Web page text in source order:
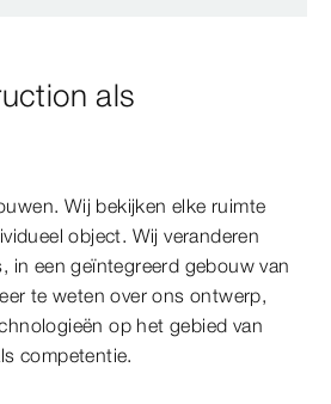
als
Wij bekijken elke ruimte
object. Wij veranderen
in een geïntegreerd gebouw van
te weten over ons ontwerp,
op het gebied van
competentie.